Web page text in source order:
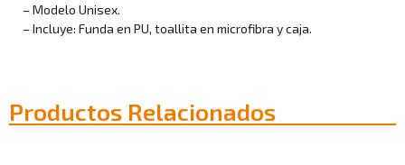
– Modelo Unisex.
– Incluye: Funda en PU, toallita en microfibra y caja.
Productos Relacionados